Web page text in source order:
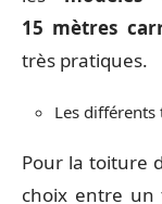
15 mètres
très pratiques.
Les
Pour la toiture
choix entre